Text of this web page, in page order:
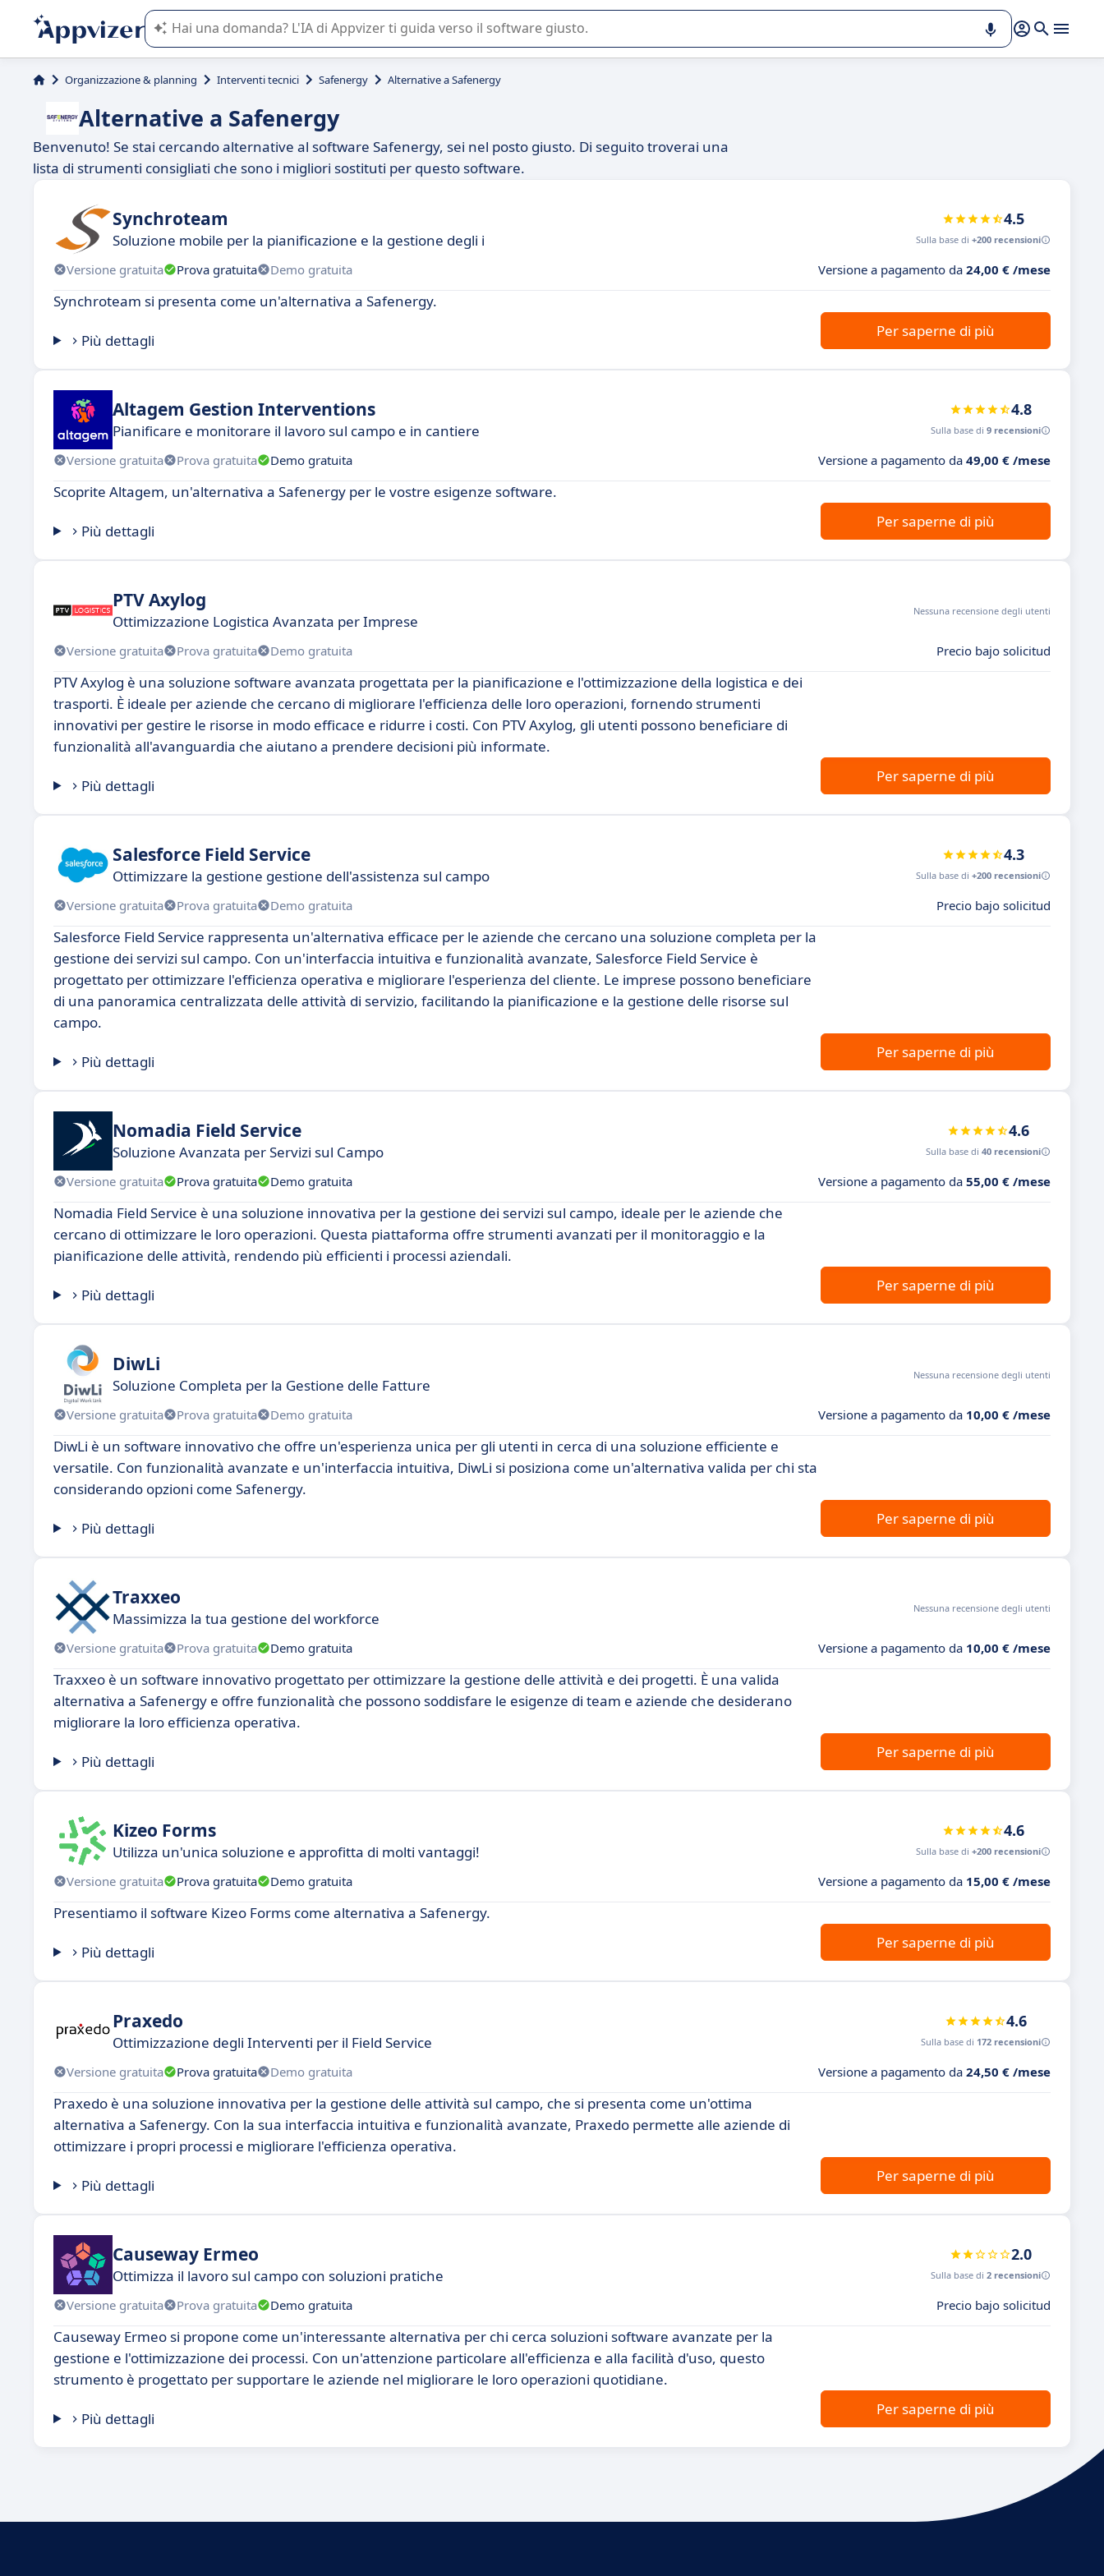
L'IA di Appvizer vi guida nell'utilizzo o nella scelta di un software SaaS per la vostra azienda.
Organizzazione & planning Interventi tecnici Safenergy Alternative a Safenergy
Alternative a Safenergy
Benvenuto! Se stai cercando alternative al software Safenergy, sei nel posto giusto. Di seguito troverai una
lista di strumenti consigliati che sono i migliori sostituti per questo software.
Synchroteam
Soluzione mobile per la pianificazione e la gestione degli i
4.5
Sulla base di +200 recensioni
Versione gratuita Prova gratuita Demo gratuita Versione a pagamento da 24,00 € /mese
Synchroteam si presenta come un'alternativa a Safenergy.
Più dettagli
Per saperne di più
Altagem Gestion Interventions
Pianificare e monitorare il lavoro sul campo e in cantiere
4.8
Sulla base di 9 recensioni
Versione gratuita Prova gratuita Demo gratuita Versione a pagamento da 49,00 € /mese
Scoprite Altagem, un'alternativa a Safenergy per le vostre esigenze software.
Più dettagli
Per saperne di più
PTV Axylog
Ottimizzazione Logistica Avanzata per Imprese
Nessuna recensione degli utenti
Versione gratuita Prova gratuita Demo gratuita Precio bajo solicitud
PTV Axylog è una soluzione software avanzata progettata per la pianificazione e l'ottimizzazione della logistica e dei
trasporti. È ideale per aziende che cercano di migliorare l'efficienza delle loro operazioni, fornendo strumenti
innovativi per gestire le risorse in modo efficace e ridurre i costi. Con PTV Axylog, gli utenti possono beneficiare di
funzionalità all'avanguardia che aiutano a prendere decisioni più informate.
Più dettagli
Per saperne di più
Salesforce Field Service
Ottimizzare la gestione gestione dell'assistenza sul campo
4.3
Sulla base di +200 recensioni
Versione gratuita Prova gratuita Demo gratuita Precio bajo solicitud
Salesforce Field Service rappresenta un'alternativa efficace per le aziende che cercano una soluzione completa per la
gestione dei servizi sul campo. Con un'interfaccia intuitiva e funzionalità avanzate, Salesforce Field Service è
progettato per ottimizzare l'efficienza operativa e migliorare l'esperienza del cliente. Le imprese possono beneficiare
di una panoramica centralizzata delle attività di servizio, facilitando la pianificazione e la gestione delle risorse sul
campo.
Più dettagli
Per saperne di più
Nomadia Field Service
Soluzione Avanzata per Servizi sul Campo
4.6
Sulla base di 40 recensioni
Versione gratuita Prova gratuita Demo gratuita Versione a pagamento da 55,00 € /mese
Nomadia Field Service è una soluzione innovativa per la gestione dei servizi sul campo, ideale per le aziende che
cercano di ottimizzare le loro operazioni. Questa piattaforma offre strumenti avanzati per il monitoraggio e la
pianificazione delle attività, rendendo più efficienti i processi aziendali.
Più dettagli
Per saperne di più
DiwLi
Soluzione Completa per la Gestione delle Fatture
Nessuna recensione degli utenti
Versione gratuita Prova gratuita Demo gratuita Versione a pagamento da 10,00 € /mese
DiwLi è un software innovativo che offre un'esperienza unica per gli utenti in cerca di una soluzione efficiente e
versatile. Con funzionalità avanzate e un'interfaccia intuitiva, DiwLi si posiziona come un'alternativa valida per chi sta
considerando opzioni come Safenergy.
Più dettagli
Per saperne di più
Traxxeo
Massimizza la tua gestione del workforce
Nessuna recensione degli utenti
Versione gratuita Prova gratuita Demo gratuita Versione a pagamento da 10,00 € /mese
Traxxeo è un software innovativo progettato per ottimizzare la gestione delle attività e dei progetti. È una valida
alternativa a Safenergy e offre funzionalità che possono soddisfare le esigenze di team e aziende che desiderano
migliorare la loro efficienza operativa.
Più dettagli
Per saperne di più
Kizeo Forms
Utilizza un'unica soluzione e approfitta di molti vantaggi!
4.6
Sulla base di +200 recensioni
Versione gratuita Prova gratuita Demo gratuita Versione a pagamento da 15,00 € /mese
Presentiamo il software Kizeo Forms come alternativa a Safenergy.
Più dettagli
Per saperne di più
Praxedo
Ottimizzazione degli Interventi per il Field Service
4.6
Sulla base di 172 recensioni
Versione gratuita Prova gratuita Demo gratuita Versione a pagamento da 24,50 € /mese
Praxedo è una soluzione innovativa per la gestione delle attività sul campo, che si presenta come un'ottima
alternativa a Safenergy. Con la sua interfaccia intuitiva e funzionalità avanzate, Praxedo permette alle aziende di
ottimizzare i propri processi e migliorare l'efficienza operativa.
Più dettagli
Per saperne di più
Causeway Ermeo
Ottimizza il lavoro sul campo con soluzioni pratiche
2.0
Sulla base di 2 recensioni
Versione gratuita Prova gratuita Demo gratuita Precio bajo solicitud
Causeway Ermeo si propone come un'interessante alternativa per chi cerca soluzioni software avanzate per la
gestione e l'ottimizzazione dei processi. Con un'attenzione particolare all'efficienza e alla facilità d'uso, questo
strumento è progettato per supportare le aziende nel migliorare le loro operazioni quotidiane.
Più dettagli
Per saperne di più